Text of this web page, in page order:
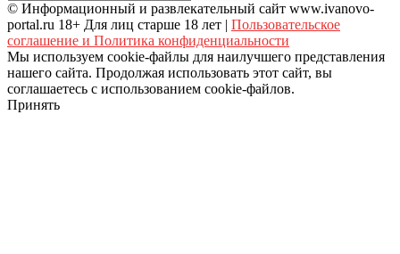
© Информационный и развлекательный сайт www.ivanovo-
portal.ru 18+ Для лиц старше 18 лет | Пользовательское
соглашение и Политика конфиденциальности
Мы используем cookie-файлы для наилучшего представления
нашего сайта. Продолжая использовать этот сайт, вы
соглашаетесь с использованием cookie-файлов.
Принять